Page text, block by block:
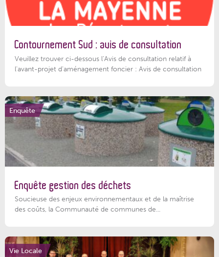
Contournement Sud : avis de consultation
Veuillez trouver ci-dessous l’Avis de consultation relatif à
l'avant-projet d'aménagement foncier : Avis de consultation
Enquête
Enquête gestion des déchets
Soucieuse des enjeux environnementaux et de la maîtrise
des coûts, la Communauté de communes de...
Vie Locale